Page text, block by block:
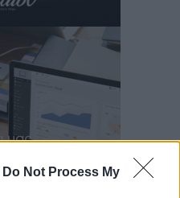
Do Not Process My